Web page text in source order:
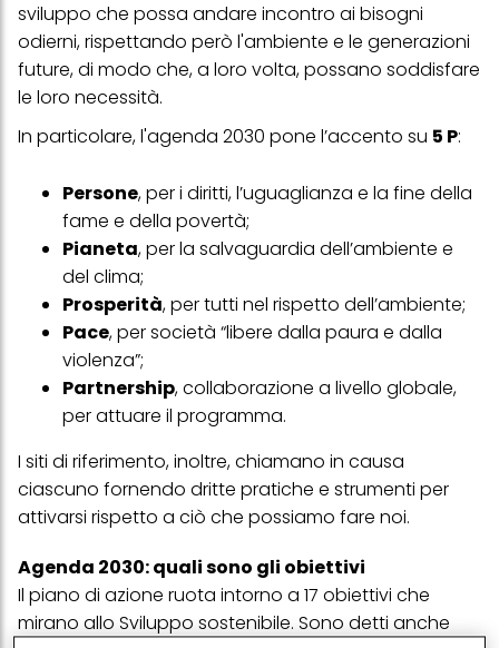
sviluppo che possa andare incontro ai bisogni
odierni, rispettando però l'ambiente e le generazioni
future, di modo che, a loro volta, possano soddisfare
le loro necessità.
In particolare, l'agenda 2030 pone l’accento su 5 P:
Persone, per i diritti, l’uguaglianza e la fine della
fame e della povertà;
Pianeta, per la salvaguardia dell’ambiente e
del clima;
Prosperità, per tutti nel rispetto dell’ambiente;
Pace, per società “libere dalla paura e dalla
violenza”;
Partnership, collaborazione a livello globale,
per attuare il programma.
I siti di riferimento, inoltre, chiamano in causa
ciascuno fornendo dritte pratiche e strumenti per
attivarsi rispetto a ciò che possiamo fare noi.
Agenda 2030: quali sono gli obiettivi
Il piano di azione ruota intorno a 17 obiettivi che
mirano allo Sviluppo sostenibile. Sono detti anche